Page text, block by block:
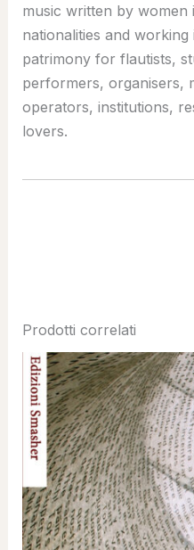
music written by women
nationalities and
patrimony for flautists,
performers, organisers,
operators, institutions,
lovers.
Prodotti correlati